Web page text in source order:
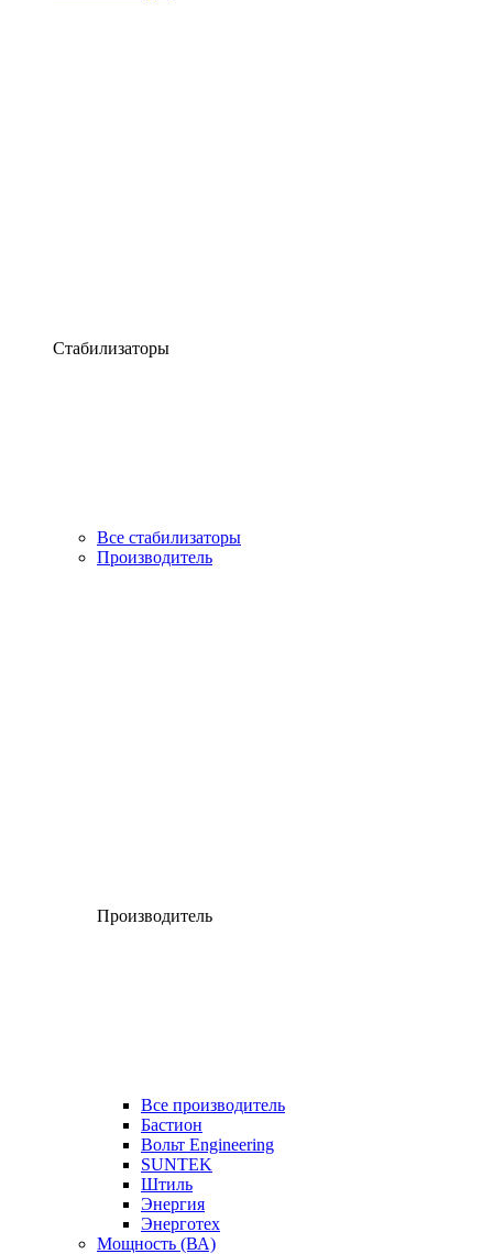
Стабилизаторы
Все стабилизаторы
Производитель
Производитель
Все производитель
Бастион
Вольт Engineering
SUNTEK
Штиль
Энергия
Энерготех
Мощность (ВА)